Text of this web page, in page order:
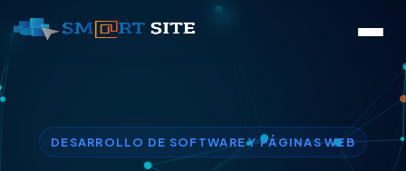
DESARROLLO DE SOFTWARE Y PÁGINAS WEB